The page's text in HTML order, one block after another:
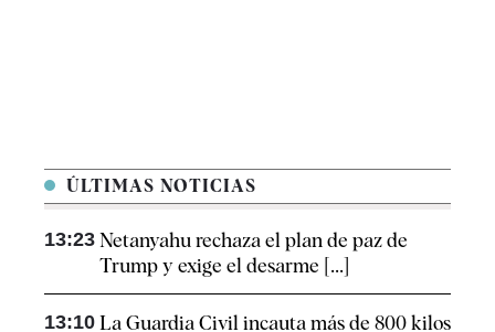
ÚLTIMAS NOTICIAS
13:23 Netanyahu rechaza el plan de paz de
Trump y exige el desarme [...]
13:10 La Guardia Civil incauta más de 800 kilos